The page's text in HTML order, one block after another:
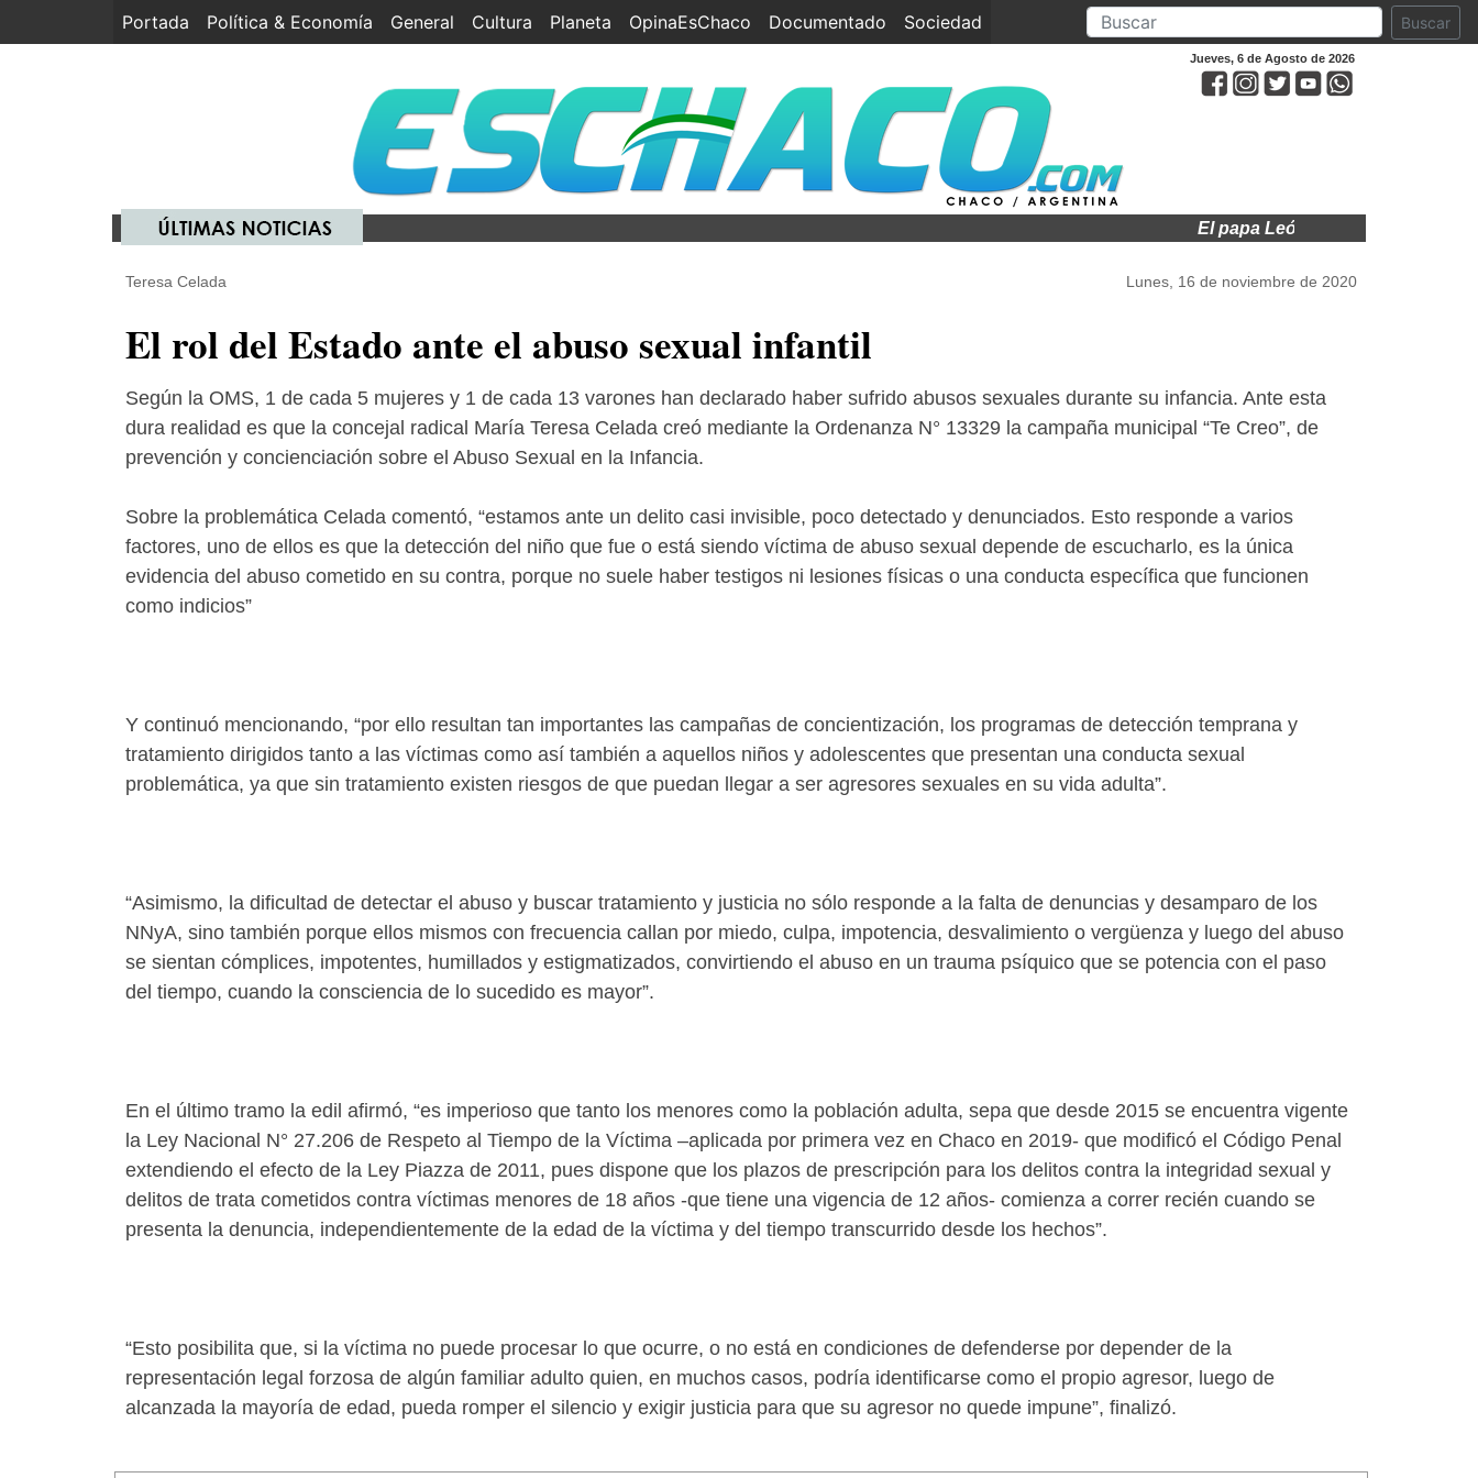
Portada (current)
Política & Economía General Cultura Planeta OpinaEsChaco Documentado Sociedad Buscar
Jueves, 6 de Agosto de 2026
El papa León XIV visitará a
Teresa Celada Lunes, 16 de noviembre de 2020
El rol del Estado ante el abuso sexual infantil
Según la OMS, 1 de cada 5 mujeres y 1 de cada 13 varones han declarado haber sufrido abusos sexuales durante su infancia. Ante esta
dura realidad es que la concejal radical María Teresa Celada creó mediante la Ordenanza N° 13329 la campaña municipal “Te Creo”, de
prevención y concienciación sobre el Abuso Sexual en la Infancia.
Sobre la problemática Celada comentó, “estamos ante un delito casi invisible, poco detectado y denunciados. Esto responde a varios
factores, uno de ellos es que la detección del niño que fue o está siendo víctima de abuso sexual depende de escucharlo, es la única
evidencia del abuso cometido en su contra, porque no suele haber testigos ni lesiones físicas o una conducta específica que funcionen
como indicios”
Y continuó mencionando, “por ello resultan tan importantes las campañas de concientización, los programas de detección temprana y
tratamiento dirigidos tanto a las víctimas como así también a aquellos niños y adolescentes que presentan una conducta sexual
problemática, ya que sin tratamiento existen riesgos de que puedan llegar a ser agresores sexuales en su vida adulta”.
“Asimismo, la dificultad de detectar el abuso y buscar tratamiento y justicia no sólo responde a la falta de denuncias y desamparo de los
NNyA, sino también porque ellos mismos con frecuencia callan por miedo, culpa, impotencia, desvalimiento o vergüenza y luego del abuso
se sientan cómplices, impotentes, humillados y estigmatizados, convirtiendo el abuso en un trauma psíquico que se potencia con el paso
del tiempo, cuando la consciencia de lo sucedido es mayor”.
En el último tramo la edil afirmó, “es imperioso que tanto los menores como la población adulta, sepa que desde 2015 se encuentra vigente
la Ley Nacional N° 27.206 de Respeto al Tiempo de la Víctima –aplicada por primera vez en Chaco en 2019- que modificó el Código Penal
extendiendo el efecto de la Ley Piazza de 2011, pues dispone que los plazos de prescripción para los delitos contra la integridad sexual y
delitos de trata cometidos contra víctimas menores de 18 años -que tiene una vigencia de 12 años- comienza a correr recién cuando se
presenta la denuncia, independientemente de la edad de la víctima y del tiempo transcurrido desde los hechos”.
“Esto posibilita que, si la víctima no puede procesar lo que ocurre, o no está en condiciones de defenderse por depender de la
representación legal forzosa de algún familiar adulto quien, en muchos casos, podría identificarse como el propio agresor, luego de
alcanzada la mayoría de edad, pueda romper el silencio y exigir justicia para que su agresor no quede impune”, finalizó.